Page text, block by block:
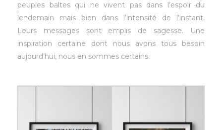
peuples baltes qui ne vivent pas dans l’espoir du
lendemain mais bien dans l’intensité de l’instant.
Leurs messages sont emplis de sagesse. Une
inspiration certaine dont nous avons tous besoin
aujourd’hui, nous en sommes certains.